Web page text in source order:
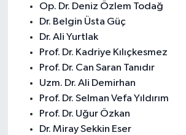
Op. Dr. Deniz Özlem Todağ
Dr. Belgin Üsta Güç
Dr. Ali Yurtlak
Prof. Dr. Kadriye Kılıçkesmez
Prof. Dr. Can Saran Tanıdır
Uzm. Dr. Ali Demirhan
Prof. Dr. Selman Vefa Yıldırım
Prof. Dr. Uğur Özkan
Dr. Miray Sekkin Eser